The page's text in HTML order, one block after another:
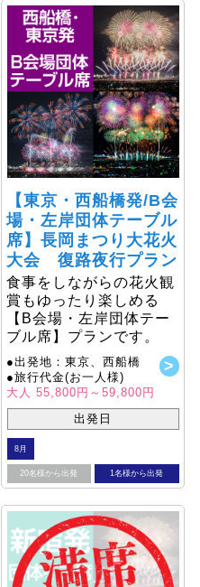
【東京・西船橋発/B会
場・左岸団体テーブル
席】長岡まつり大花火
大会 復路夜行プラン
食事をしながらの花火観
賞もゆったり楽しめる
【B会場・左岸団体テー
ブル席】プランです。
●出発地：東京、西船橋
●旅行代金(お一人様)
大人 55,800円～59,800円
出発日
8月
20名様から出発 1名様から出発